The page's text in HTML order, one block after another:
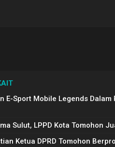
E-Sport Mobile Legends
Sulut, LPPD Kota Tomohon
Ketua DPRD Tomohon